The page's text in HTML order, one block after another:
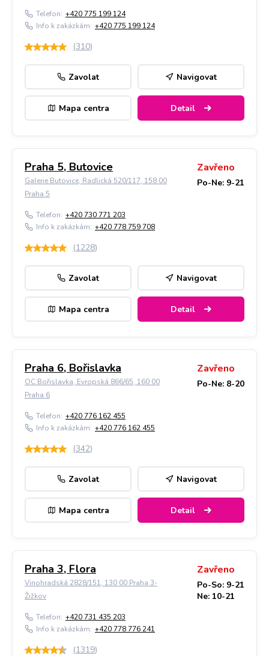
Telefon: +420 775 199 124
Info k zakázkám: +420 775 199 124
(310)
Zavolat Navigovat
Mapa centra Detail
Praha 5, Butovice
Galerie Butovice, Radlická 520/117, 158 00
Praha 5
Zavřeno
Po-Ne: 9-21
Telefon: +420 730 771 203
Info k zakázkám: +420 778 759 708
(1228)
Zavolat Navigovat
Mapa centra Detail
Praha 6, Bořislavka
OC Bořislavka, Evropská 866/65, 160 00
Praha 6
Zavřeno
Po-Ne: 8-20
Telefon: +420 776 162 455
Info k zakázkám: +420 776 162 455
(342)
Zavolat Navigovat
Mapa centra Detail
Praha 3, Flora
Vinohradská 2828/151, 130 00 Praha 3-
Žižkov
Zavřeno
Po-So: 9-21
Ne: 10-21
Telefon: +420 731 435 203
Info k zakázkám: +420 778 776 241
(1319)